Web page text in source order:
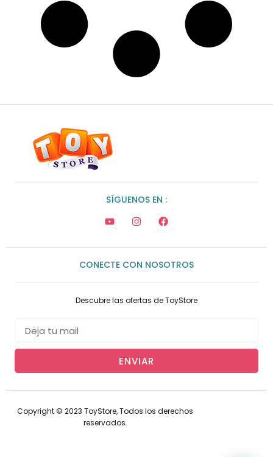
SÍGUENOS EN :
CONECTE CON NOSOTROS
Descubre las ofertas de ToyStore
ENVIAR
Copyright © 2023 ToyStore, Todos los derechos
reservados.